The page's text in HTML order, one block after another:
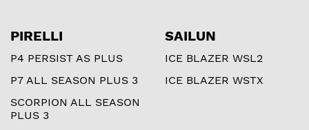
PIRELLI
P4 PERSIST AS PLUS
P7 ALL SEASON PLUS 3
SCORPION ALL SEASON
PLUS 3
SAILUN
ICE BLAZER WSL2
ICE BLAZER WSTX